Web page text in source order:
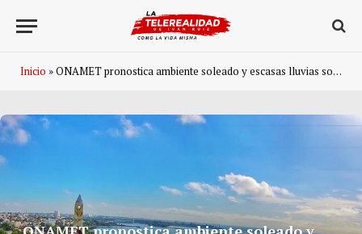
Inicio »ONAMET pronostica ambiente soleado y escasas lluvias sobre el país